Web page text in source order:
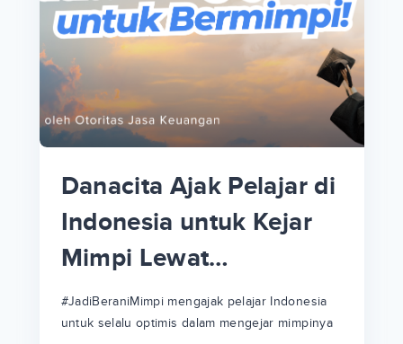
Danacita Ajak Pelajar di
Indonesia untuk Kejar
Mimpi Lewat
#JadiBeraniMimpi
#JadiBeraniMimpi mengajak pelajar Indonesia
untuk selalu optimis dalam mengejar mimpinya